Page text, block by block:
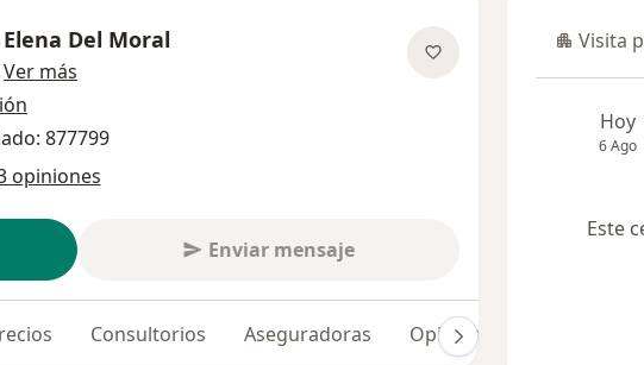
Del Moral
Ver más
877799
opiniones
Enviar mensaje
Consultorios Aseguradoras Opiniones (23)
Visita
Visita
Hoy
6 Ago
Este